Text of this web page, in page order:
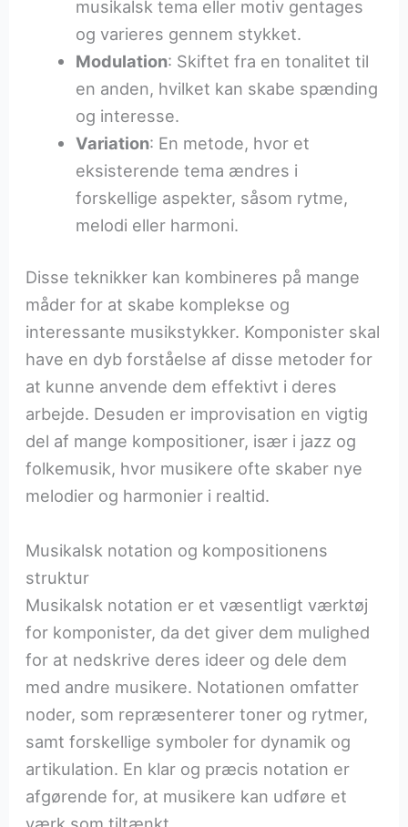
musikalsk tema eller motiv gentages
og varieres gennem stykket.
Modulation: Skiftet fra en tonalitet til
en anden, hvilket kan skabe spænding
og interesse.
Variation: En metode, hvor et
eksisterende tema ændres i
forskellige aspekter, såsom rytme,
melodi eller harmoni.
Disse teknikker kan kombineres på mange
måder for at skabe komplekse og
interessante musikstykker. Komponister skal
have en dyb forståelse af disse metoder for
at kunne anvende dem effektivt i deres
arbejde. Desuden er improvisation en vigtig
del af mange kompositioner, især i jazz og
folkemusik, hvor musikere ofte skaber nye
melodier og harmonier i realtid.
Musikalsk notation og kompositionens
struktur
Musikalsk notation er et væsentligt værktøj
for komponister, da det giver dem mulighed
for at nedskrive deres ideer og dele dem
med andre musikere. Notationen omfatter
noder, som repræsenterer toner og rytmer,
samt forskellige symboler for dynamik og
artikulation. En klar og præcis notation er
afgørende for, at musikere kan udføre et